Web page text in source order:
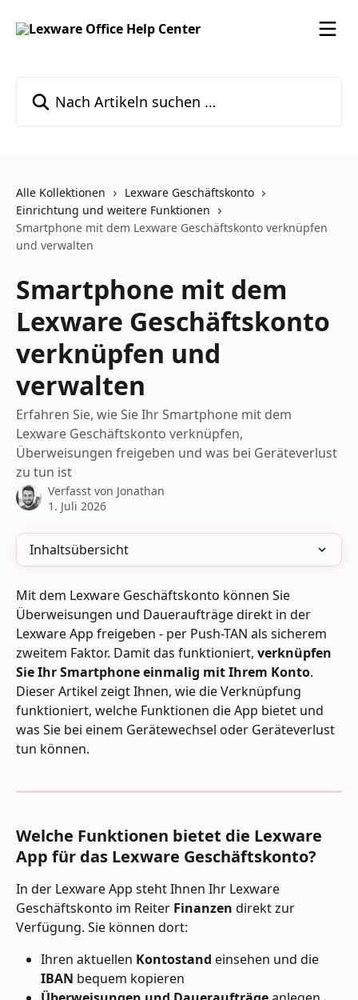
Alle Kollektionen
Lexware Geschäftskonto
Einrichtung und weitere Funktionen
Smartphone mit dem Lexware Geschäftskonto verknüpfen
und verwalten
Smartphone mit dem
Lexware Geschäftskonto
verknüpfen und
verwalten
Erfahren Sie, wie Sie Ihr Smartphone mit dem
Lexware Geschäftskonto verknüpfen,
Überweisungen freigeben und was bei Geräteverlust
zu tun ist
Verfasst von Jonathan
1. Juli 2026
Inhaltsübersicht
Mit dem Lexware Geschäftskonto können Sie
Überweisungen und Daueraufträge direkt in der
Lexware App freigeben - per Push-TAN als sicherem
zweitem Faktor. Damit das funktioniert, verknüpfen
Sie Ihr Smartphone einmalig mit Ihrem Konto.
Dieser Artikel zeigt Ihnen, wie die Verknüpfung
funktioniert, welche Funktionen die App bietet und
was Sie bei einem Gerätewechsel oder Geräteverlust
tun können.
Welche Funktionen bietet die Lexware
App für das Lexware Geschäftskonto?
In der Lexware App steht Ihnen Ihr Lexware
Geschäftskonto im Reiter Finanzen direkt zur
Verfügung. Sie können dort:
Ihren aktuellen Kontostand einsehen und die
IBAN bequem kopieren